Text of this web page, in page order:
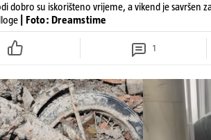
dobro su iskorišteno vrijeme, a vikend je savršen
| Foto: Dreamstime
1